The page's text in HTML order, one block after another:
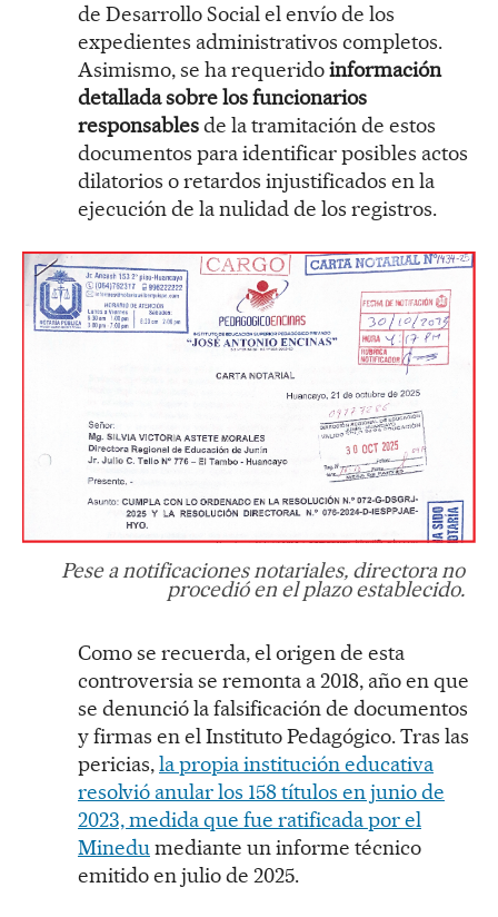
de Desarrollo Social el envío de los
expedientes administrativos completos.
Asimismo, se ha requeridoinformación
detallada sobre los funcionarios
responsablesde la tramitación de estos
documentos para identificar posibles actos
dilatorios o retardos injustificados en la
ejecución de la nulidad de los registros.
Pese a notificaciones notariales, directora no
procedió en el plazo establecido.
Como se recuerda, el origen de esta
controversia se remonta a 2018, año en que
se denunció la falsificación de documentos
y firmas en el Instituto Pedagógico. Tras las
pericias,la propia institución educativa
resolvió anular los 158 títulos en junio de
2023, medida que fue ratificada por el
Minedu mediante un informe técnico
emitido en julio de 2025.